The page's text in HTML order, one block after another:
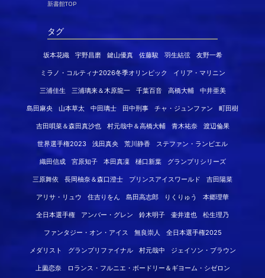
新書館TOP
タグ
坂本花織 宇野昌磨 鍵山優真 佐藤駿 羽生結弦 友野一希
ミラノ・コルティナ2026冬季オリンピック イリア・マリニン
三浦佳生 三浦璃来＆木原龍一 千葉百音 高橋大輔 中井亜美
島田麻央 山本草太 中田璃士 田中刑事 チャ・ジュンファン 町田樹
吉田唄菜＆森田真沙也 村元哉中＆高橋大輔 青木祐奈 渡辺倫果
世界選手権2023 浅田真央 荒川静香 ステファン・ランビエル
織田信成 宮原知子 本田真凜 樋口新葉 グランプリシリーズ
三原舞依 長岡柚奈＆森口澄士 プリンスアイスワールド 吉田陽菜
アリサ・リュウ 住吉りをん 島田高志郎 りくりゅう 本郷理華
全日本選手権 アンバー・グレン 鈴木明子 壷井達也 松生理乃
ファンタジー・オン・アイス 無良崇人 全日本選手権2025
メダリスト グランプリファイナル 村元哉中 ジェイソン・ブラウン
上薗恋奈 ロランス・フルニエ・ボードリー＆ギヨーム・シゼロン